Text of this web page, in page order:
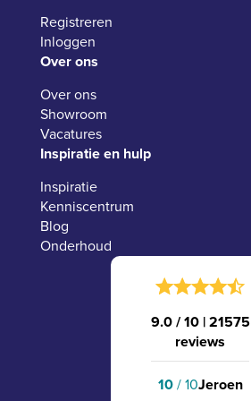
Registreren
Inloggen
Over ons
Over ons
Showroom
Vacatures
Inspiratie en hulp
Inspiratie
Kenniscentrum
Blog
Onderhoud
9.0 / 10 |21575
reviews
10/ 10Jeroen